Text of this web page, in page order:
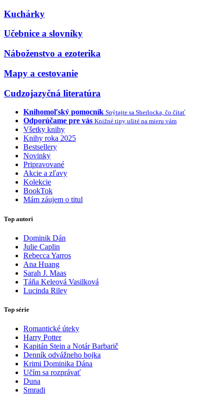
Kuchárky
Učebnice a slovníky
Náboženstvo a ezoterika
Mapy a cestovanie
Cudzojazyčná literatúra
Knihomoľský pomocník Spýtajte sa Sherlocka, čo čítať
Odporúčame pre vás Knižné tipy ušité na mieru vám
Všetky knihy
Knihy roka 2025
Bestsellery
Novinky
Pripravované
Akcie a zľavy
Kolekcie
BookTok
Mám záujem o titul
Top autori
Dominik Dán
Julie Caplin
Rebecca Yarros
Ana Huang
Sarah J. Maas
Táňa Keleová Vasilková
Lucinda Riley
Top série
Romantické úteky
Harry Potter
Kapitán Stein a Notár Barbarič
Denník odvážneho bojka
Krimi Dominika Dána
Učím sa rozprávať
Duna
Smradi